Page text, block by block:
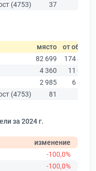
(4753)
37 281
място от общо
82 699
174 403
4 360
11 009
2 985
6 879
(4753)
81
за 2024 г.
изменение
-100,0%
-100,0%